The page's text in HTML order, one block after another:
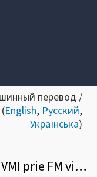
перевод /
English, Русский,
Українська)
Informacinis pranešimas dėl VMI prie FM viršininko 2022 m. gruodžio 23 d. įsakymo Nr. VA-95 „Dėl Informacijos apie platformose vykdomas veiklas teikimo Valstybinei mokesčių inspekcijai taisyklių patvirtinimo“